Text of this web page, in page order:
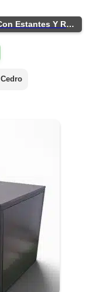
Mueble Para Horno De Empotrar Con Estantes Y Ruedas
Cedro